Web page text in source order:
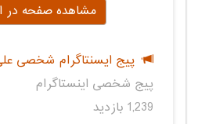
مشاهده صفحه در
پیج ایسنتاگرام شخصی
پیج شخصی اینستاگرام
1,239 بازدید